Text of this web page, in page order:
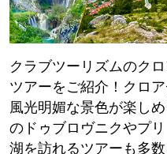
クラブツーリズムのク
ツアーをご紹介！クロ
風光明媚な景色が楽し
のドゥブロヴニクやプ
湖を訪れるツアーも多